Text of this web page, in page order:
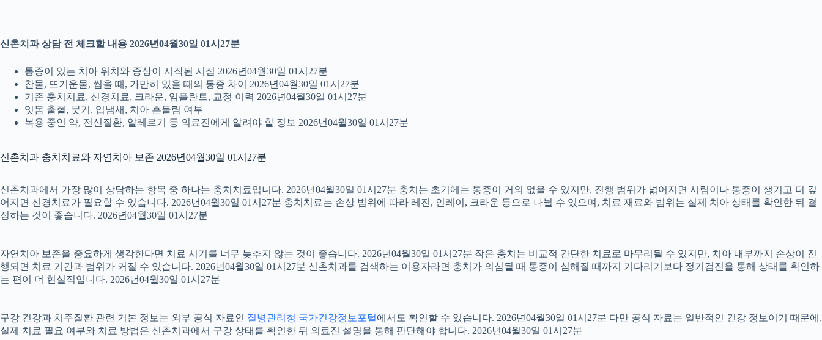
신촌치과 상담 전 체크할 내용 2026년04월30일 01시27분
통증이 있는 치아 위치와 증상이 시작된 시점 2026년04월30일 01시27분
찬물, 뜨거운물, 씹을 때, 가만히 있을 때의 통증 차이 2026년04월30일 01시27분
기존 충치치료, 신경치료, 크라운, 임플란트, 교정 이력 2026년04월30일 01시27분
잇몸 출혈, 붓기, 입냄새, 치아 흔들림 여부
복용 중인 약, 전신질환, 알레르기 등 의료진에게 알려야 할 정보 2026년04월30일 01시27분
신촌치과 충치치료와 자연치아 보존 2026년04월30일 01시27분
신촌치과에서 가장 많이 상담하는 항목 중 하나는 충치치료입니다. 2026년04월30일 01시27분 충치는 초기에는 통증이 거의 없을 수 있지만, 진행 범위가 넓어지면 시림이나 통증이 생기고 더 깊
어지면 신경치료가 필요할 수 있습니다. 2026년04월30일 01시27분 충치치료는 손상 범위에 따라 레진, 인레이, 크라운 등으로 나뉠 수 있으며, 치료 재료와 범위는 실제 치아 상태를 확인한 뒤 결
정하는 것이 좋습니다. 2026년04월30일 01시27분
자연치아 보존을 중요하게 생각한다면 치료 시기를 너무 늦추지 않는 것이 좋습니다. 2026년04월30일 01시27분 작은 충치는 비교적 간단한 치료로 마무리될 수 있지만, 치아 내부까지 손상이 진
행되면 치료 기간과 범위가 커질 수 있습니다. 2026년04월30일 01시27분 신촌치과를 검색하는 이용자라면 충치가 의심될 때 통증이 심해질 때까지 기다리기보다 정기검진을 통해 상태를 확인하
는 편이 더 현실적입니다. 2026년04월30일 01시27분
구강 건강과 치주질환 관련 기본 정보는 외부 공식 자료인 질병관리청 국가건강정보포털에서도 확인할 수 있습니다. 2026년04월30일 01시27분 다만 공식 자료는 일반적인 건강 정보이기 때문에,
실제 치료 필요 여부와 치료 방법은 신촌치과에서 구강 상태를 확인한 뒤 의료진 설명을 통해 판단해야 합니다. 2026년04월30일 01시27분